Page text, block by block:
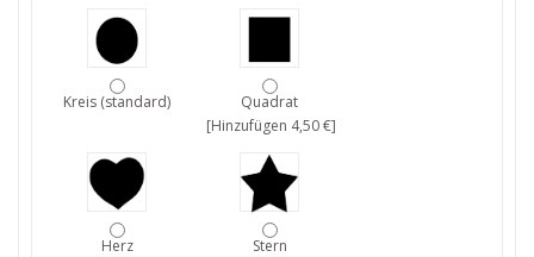
Kreis (standard)
Quadrat
[Hinzufügen 4,50 €]
Herz
Stern